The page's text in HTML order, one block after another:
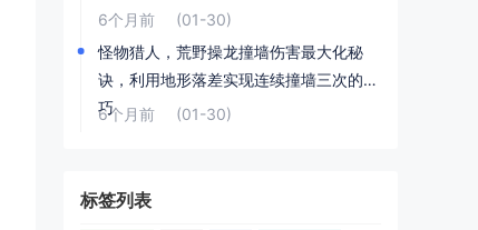
6个月前
(01-30)
怪物猎人，荒野操龙撞墙伤害最大化秘
诀，利用地形落差实现连续撞墙三次的技
巧
6个月前 (01-30)
标签列表